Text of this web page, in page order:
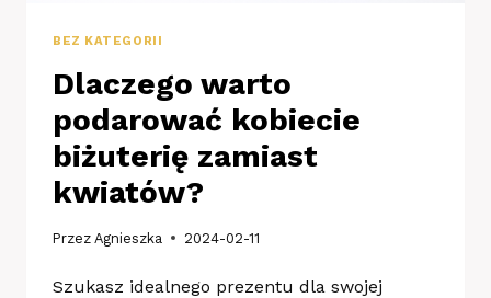
BEZ KATEGORII
Dlaczego warto
podarować kobiecie
biżuterię zamiast
kwiatów?
Przez Agnieszka 2024-02-11
Szukasz idealnego prezentu dla swojej